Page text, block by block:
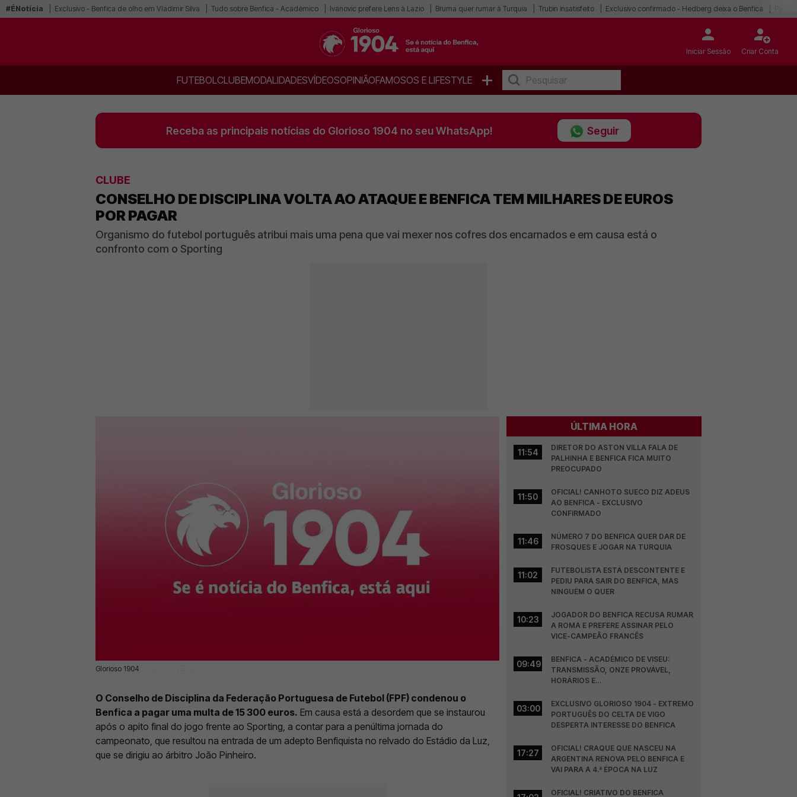
#ÉNotícia Exclusivo - Benfica de olho em Vladimir Silva Tudo sobre Benfica - Académico Ivanovic prefere Lens à Lazio Bruma quer rumar à Turquia Trubin insatisfeito Exclusivo confirmado - Hedberg deixa o Benfica
Iniciar Sessão Criar Conta
FUTEBOLCLUBEMODALIDADESVÍDEOSOPINIÃOFAMOSOS E LIFESTYLE +
Receba as principais notícias do Glorioso 1904 no seu WhatsApp! Seguir
CLUBE
CONSELHO DE DISCIPLINA VOLTA AO ATAQUE E BENFICA TEM MILHARES DE EUROS
POR PAGAR
Organismo do futebol português atribui mais uma pena que vai mexer nos cofres dos encarnados e em causa está o
confronto com o Sporting
Glorioso 1904
03 Jul 2025 | 18:17 |
O Conselho de Disciplina da Federação Portuguesa de Futebol (FPF) condenou o
Benfica a pagar uma multa de 15 300 euros. Em causa está a desordem que se instaurou
após o apito final do jogo frente ao Sporting, a contar para a penúltima jornada do
campeonato, que resultou na entrada de um adepto Benfiquista no relvado do Estádio da Luz,
que se dirigiu ao árbitro João Pinheiro.
ÚLTIMA HORA
11:54
DIRETOR DO ASTON VILLA FALA DE
PALHINHA E BENFICA FICA MUITO
PREOCUPADO
11:50
OFICIAL! CANHOTO SUECO DIZ ADEUS
AO BENFICA - EXCLUSIVO
CONFIRMADO
11:46
NÚMERO 7 DO BENFICA QUER DAR DE
FROSQUES E JOGAR NA TURQUIA
11:02
FUTEBOLISTA ESTÁ DESCONTENTE E
PEDIU PARA SAIR DO BENFICA, MAS
NINGUÉM O QUER
10:23
JOGADOR DO BENFICA RECUSA RUMAR
A ROMA E PREFERE ASSINAR PELO
VICE-CAMPEÃO FRANCÊS
09:49
BENFICA - ACADÉMICO DE VISEU:
TRANSMISSÃO, ONZE PROVÁVEL,
HORÁRIOS E…
03:00
EXCLUSIVO GLORIOSO 1904 - EXTREMO
PORTUGUÊS DO CELTA DE VIGO
DESPERTA INTERESSE DO BENFICA
17:27
OFICIAL! CRAQUE QUE NASCEU NA
ARGENTINA RENOVA PELO BENFICA E
VAI PARA A 4.ª ÉPOCA NA LUZ
OFICIAL! CRIATIVO DO BENFICA